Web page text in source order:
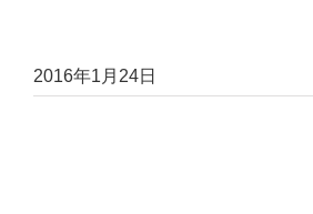
2016年1月24日